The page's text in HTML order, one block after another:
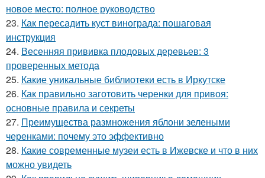
новое место: полное руководство
23. Как пересадить куст винограда: пошаговая
инструкция
24. Весенняя прививка плодовых деревьев: 3
проверенных метода
25. Какие уникальные библиотеки есть в Иркутске
26. Как правильно заготовить черенки для привоя:
основные правила и секреты
27. Преимущества размножения яблони зелеными
черенками: почему это эффективно
28. Какие современные музеи есть в Ижевске и что в них
можно увидеть